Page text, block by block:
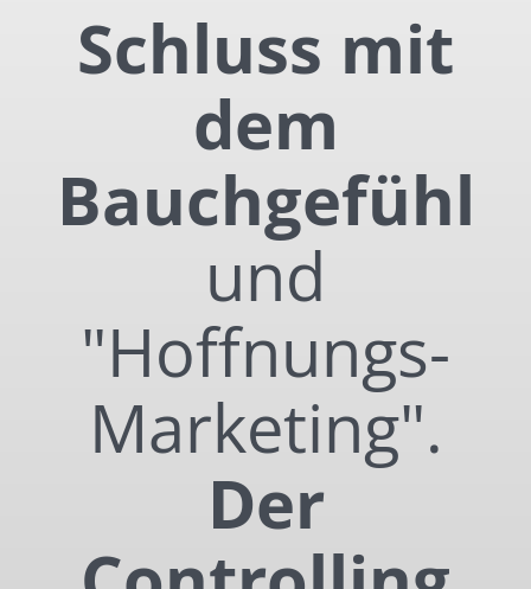
Schluss mit
dem
Bauchgefühl
und
"Hoffnungs-
Marketing".
Der